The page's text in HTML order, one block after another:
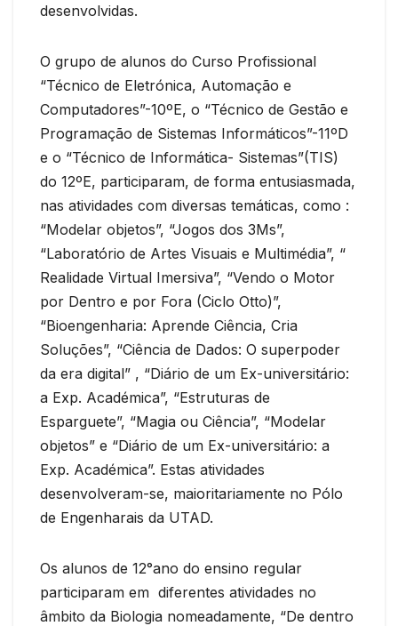
desenvolvidas.
O grupo de alunos do Curso Profissional
“Técnico de Eletrónica, Automação e
Computadores”-10ºE, o “Técnico de Gestão e
Programação de Sistemas Informáticos”-11ºD
e o “Técnico de Informática- Sistemas”(TIS)
do 12ºE, participaram, de forma entusiasmada,
nas atividades com diversas temáticas, como :
“Modelar objetos”, “Jogos dos 3Ms”,
“Laboratório de Artes Visuais e Multimédia”, “
Realidade Virtual Imersiva”, “Vendo o Motor
por Dentro e por Fora (Ciclo Otto)”,
“Bioengenharia: Aprende Ciência, Cria
Soluções”, “Ciência de Dados: O superpoder
da era digital” , “Diário de um Ex-universitário:
a Exp. Académica”, “Estruturas de
Esparguete”, “Magia ou Ciência”, “Modelar
objetos” e “Diário de um Ex-universitário: a
Exp. Académica”. Estas atividades
desenvolveram-se, maioritariamente no Pólo
de Engenharais da UTAD.
Os alunos de 12°ano do ensino regular
participaram em diferentes atividades no
âmbito da Biologia nomeadamente, “De dentro